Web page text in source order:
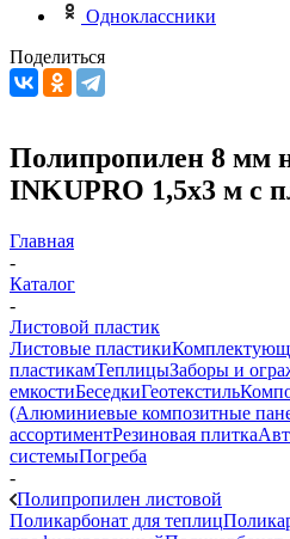
Одноклассники
Поделиться
Полипропилен 8 мм
INKUPRO 1,5х3 м с
Главная
-
Каталог
-
Листовой пластик
Листовые пластики
пластикамТеплицыЗаборы и
емкостиБеседкиГеотекстиль
(Алюминиевые композитные
ассортиментРезиновая плитка
системыПогреба
-
Полипропилен листовой
Поликарбонат для теплиц